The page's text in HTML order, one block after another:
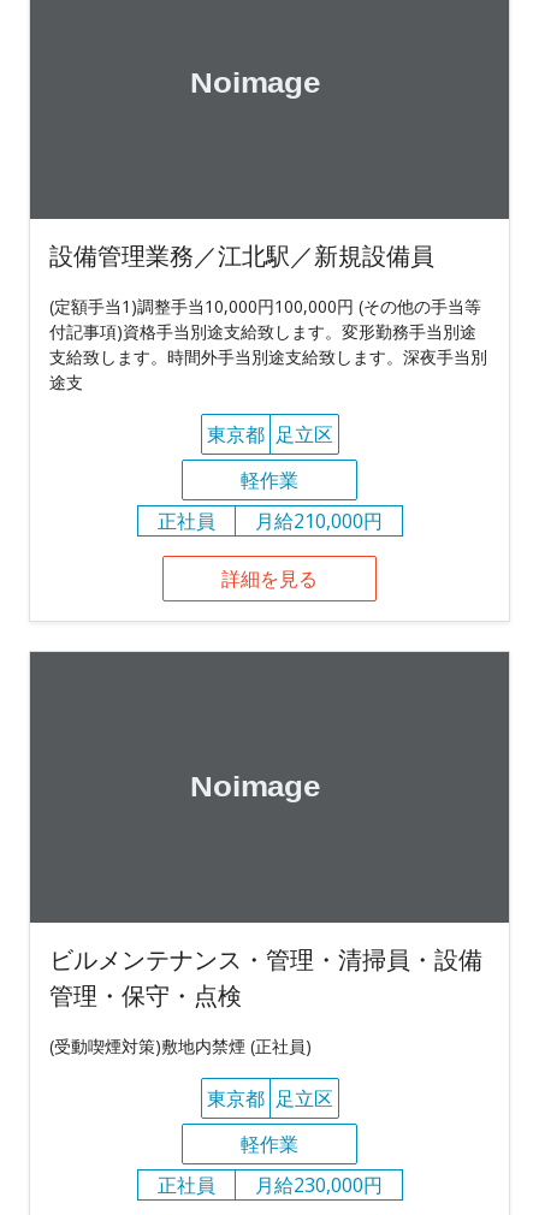
設備管理業務／江北駅／新規設備員
(定額手当1)調整手当10,000円100,000円 (その他の手当等
付記事項)資格手当別途支給致します。変形勤務手当別途
支給致します。時間外手当別途支給致します。深夜手当別
途支
東京都 足立区
軽作業
正社員
月給210,000円
詳細を見る
ビルメンテナンス・管理・清掃員・設備
管理・保守・点検
(受動喫煙対策)敷地内禁煙 (正社員)
東京都 足立区
軽作業
正社員
月給230,000円